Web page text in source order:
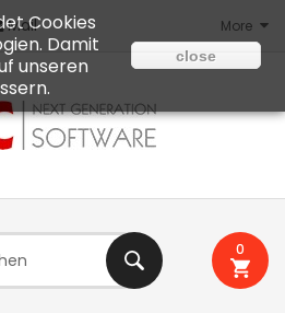
Mail More
0
Cookies
Damit
unseren
close